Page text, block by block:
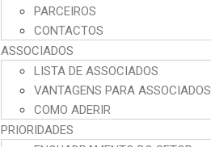
PARCEIROS
CONTACTOS
ASSOCIADOS
LISTA DE ASSOCIADOS
VANTAGENS PARA ASSOCIADOS
COMO ADERIR
PRIORIDADES